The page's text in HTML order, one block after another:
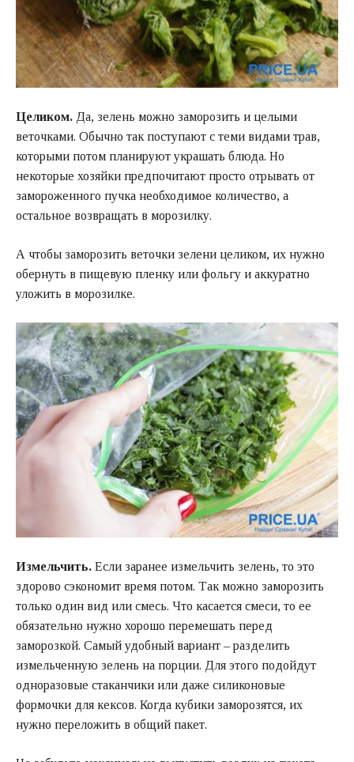
Целиком. Да, зелень можно заморозить и целыми
веточками. Обычно так поступают с теми видами трав,
которыми потом планируют украшать блюда. Но
некоторые хозяйки предпочитают просто отрывать от
замороженного пучка необходимое количество, а
остальное возвращать в морозилку.
А чтобы заморозить веточки зелени целиком, их нужно
обернуть в пищевую пленку или фольгу и аккуратно
уложить в морозилке.
Измельчить. Если заранее измельчить зелень, то это
здорово сэкономит время потом. Так можно заморозить
только один вид или смесь. Что касается смеси, то ее
обязательно нужно хорошо перемешать перед
заморозкой. Самый удобный вариант – разделить
измельченную зелень на порции. Для этого подойдут
одноразовые стаканчики или даже силиконовые
формочки для кексов. Когда кубики заморозятся, их
нужно переложить в общий пакет.